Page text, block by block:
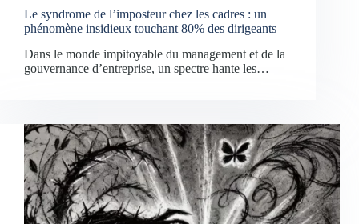
Le syndrome de l’imposteur chez les cadres : un
phénomène insidieux touchant 80% des dirigeants
Dans le monde impitoyable du management et de la
gouvernance d’entreprise, un spectre hante les…